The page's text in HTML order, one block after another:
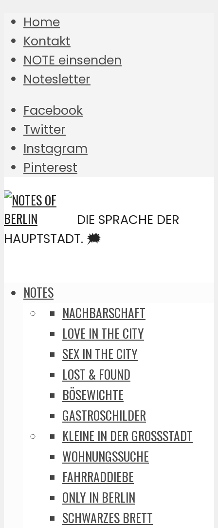
Home
Kontakt
NOTE einsenden
Notesletter
Facebook
Twitter
Instagram
Pinterest
DIE SPRACHE DER
HAUPTSTADT. 🗯️
NOTES
NACHBARSCHAFT
LOVE IN THE CITY
SEX IN THE CITY
LOST & FOUND
BÖSEWICHTE
GASTROSCHILDER
KLEINE IN DER GROSSSTADT
WOHNUNGSSUCHE
FAHRRADDIEBE
ONLY IN BERLIN
SCHWARZES BRETT